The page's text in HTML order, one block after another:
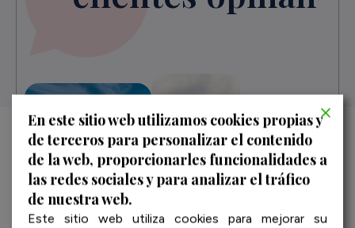
En este sitio web utilizamos cookies propias y
de terceros para personalizar el contenido
de la web, proporcionarles funcionalidades a
las redes sociales y para analizar el tráfico
de nuestra web.
Este sitio web utiliza cookies para mejorar su